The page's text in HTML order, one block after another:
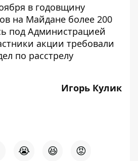
в годовщину
на Майдане более 200
под Администрацией
акции требовали
по расстрелу
Игорь Кулик
😭 😆 😡